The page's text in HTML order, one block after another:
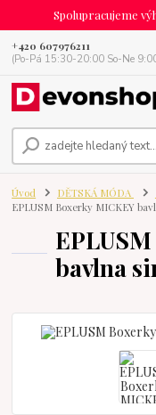
Spolupracujeme
+420 607976211
(Po-Pá 15:30-20:00 So-Ne
Úvod DĚTSKÁ MÓDA
EPLUSM Boxerky MICKEY
bavlna